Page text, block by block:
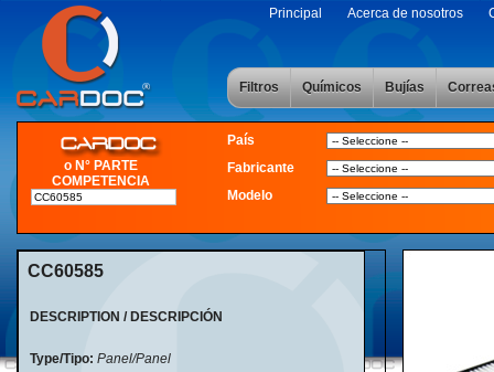
Principal Acerca de nosotros
Filtros Químicos Bujías
o N° PARTE
COMPETENCIA
País
Fabricante
Modelo
CC60585
DESCRIPTION / DESCRIPCIÓN
Type/Tipo: Panel/Panel